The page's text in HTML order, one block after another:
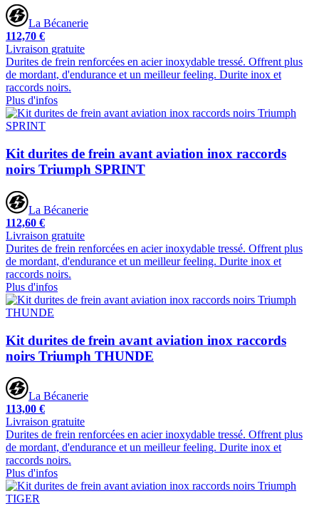
La Bécanerie
112,70 €
Livraison gratuite
Durites de frein renforcées en acier inoxydable tressé. Offrent plus
de mordant, d'endurance et un meilleur feeling. Durite inox et
raccords noirs.
Plus d'infos
Kit durites de frein avant aviation inox raccords
noirs Triumph SPRINT
La Bécanerie
112,60 €
Livraison gratuite
Durites de frein renforcées en acier inoxydable tressé. Offrent plus
de mordant, d'endurance et un meilleur feeling. Durite inox et
raccords noirs.
Plus d'infos
Kit durites de frein avant aviation inox raccords
noirs Triumph THUNDE
La Bécanerie
113,00 €
Livraison gratuite
Durites de frein renforcées en acier inoxydable tressé. Offrent plus
de mordant, d'endurance et un meilleur feeling. Durite inox et
raccords noirs.
Plus d'infos